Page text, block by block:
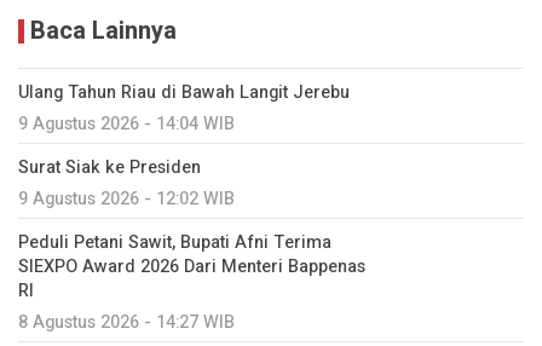
Baca Lainnya
Ulang Tahun Riau di Bawah Langit Jerebu
9 Agustus 2026 - 14:04 WIB
Surat Siak ke Presiden
9 Agustus 2026 - 12:02 WIB
Peduli Petani Sawit, Bupati Afni Terima
SIEXPO Award 2026 Dari Menteri Bappenas
RI
8 Agustus 2026 - 14:27 WIB